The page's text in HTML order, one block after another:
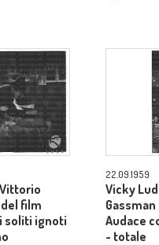
film
soliti ignoti
22.09.1959
Vicky
Audace
- totale